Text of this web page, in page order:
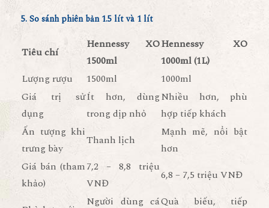
5. So sánh phiên bản 1.5 lít và 1 lít
Tiêu chí
Hennessy XO
1500ml
Hennessy XO
1000ml (1L)
Lượng rượu
1500ml
1000ml
Giá trị sử
dụng
Ít hơn, dùng
trong dịp nhỏ
Nhiều hơn, phù
hợp tiếp khách
Ấn tượng khi
trưng bày
Thanh lịch
Mạnh mẽ, nổi bật
hơn
Giá bán (tham
khảo)
7,2 – 8,8 triệu
VNĐ
6,8 – 7,5 triệu VNĐ
Người dùng cáQuà biếu, tiếp